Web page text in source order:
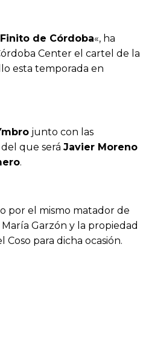
Finito de Córdoba«, ha
Center el cartel de la
esta temporada en
junto con las
que será Javier Moreno
.
por el mismo matador de
Garzón y la propiedad
Coso para dicha ocasión.